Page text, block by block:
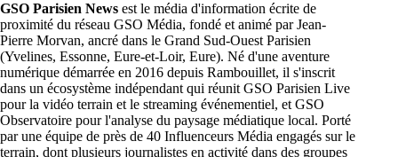
GSO Parisien News est le média d'information écrite de
proximité du réseau GSO Média, fondé et animé par Jean-
Pierre Morvan, ancré dans le Grand Sud-Ouest Parisien
(Yvelines, Essonne, Eure-et-Loir, Eure). Né d'une aventure
numérique démarrée en 2016 depuis Rambouillet, il s'inscrit
dans un écosystème indépendant qui réunit GSO Parisien Live
pour la vidéo terrain et le streaming événementiel, et GSO
Observatoire pour l'analyse du paysage médiatique local. Porté
par une équipe de près de 40 Influenceurs Média engagés sur le
terrain, dont plusieurs journalistes en activité dans des groupes